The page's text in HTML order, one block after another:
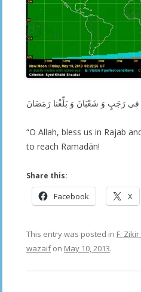
في رَجَبٍ وَ شَعْبَانَ وَ بَلِّغْنا رَمَضَانَ
“O Allah, bless us in Rajab
to reach Ramadān!
Share this:
Facebook X
This entry was posted in F.
wazaifon May 10, 2013.